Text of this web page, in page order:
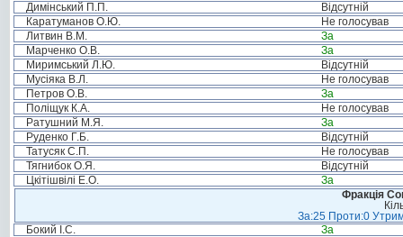
Димінський П.П.
Відсутній
Каратуманов О.Ю.
Не голосував
Литвин В.М.
За
Марченко О.В.
За
Миримський Л.Ю.
Відсутній
Мусіяка В.Л.
Не голосував
Петров О.В.
За
Поліщук К.А.
Не голосував
Ратушний М.Я.
За
Руденко Г.Б.
Відсутній
Татусяк С.П.
Не голосував
Тягнибок О.Я.
Відсутній
Цкітішвілі Е.О.
За
Фракція
За:25 Проти:0
Бокий І.С.
За